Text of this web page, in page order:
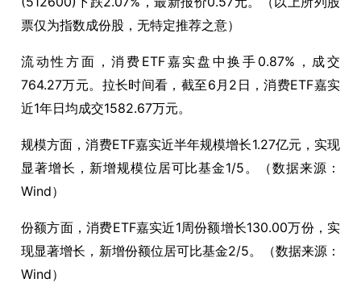
票仅为指数成份股，无特定推荐之意）
流动性方面，消费ETF嘉实盘中换手0.87%，成交
764.27万元。拉长时间看，截至6月2日，消费ETF嘉实
近1年日均成交1582.67万元。
规模方面，消费ETF嘉实近半年规模增长1.27亿元，实现
显著增长，新增规模位居可比基金1/5。（数据来源：
Wind）
份额方面，消费ETF嘉实近1周份额增长130.00万份，实
现显著增长，新增份额位居可比基金2/5。（数据来源：
Wind）